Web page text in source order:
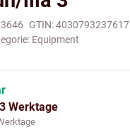
GTIN:4030793237617
Equipment
Werktage